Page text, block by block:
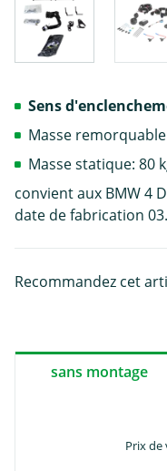
Sens
Masse
Masse statique: 80
convient aux BMW 4
date de fabrication
Recommandez cet
sans montage
Prix de